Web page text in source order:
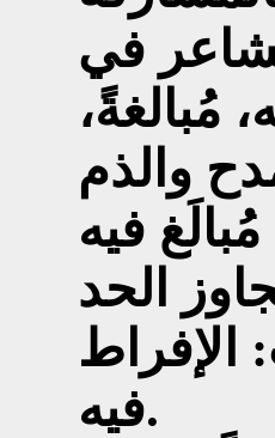
في
مُبالغةً،
والذم
الحد
الإفراط
فيه.